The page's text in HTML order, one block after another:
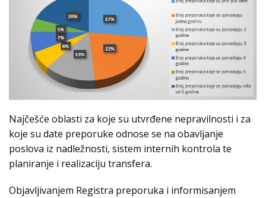
Najčešće oblasti za koje su utvrđene nepravilnosti i za
koje su date preporuke odnose se na obavljanje
poslova iz nadležnosti, sistem internih kontrola te
planiranje i realizaciju transfera.
Objavljivanjem Registra preporuka i informisanjem